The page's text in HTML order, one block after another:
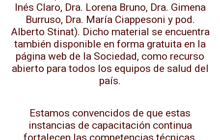
Inés Claro, Dra. Lorena Bruno, Dra. Gimena
Burruso, Dra. María Ciappesoni y pod.
Alberto Stinat). Dicho material se encuentra
también disponible en forma gratuita en la
página web de la Sociedad, como recurso
abierto para todos los equipos de salud del
país.
Estamos convencidos de que estas
instancias de capacitación continua
fortalecen las competencias técnicas,